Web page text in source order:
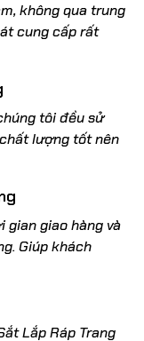
không qua trung
cung cấp rất
tôi đều sử
lượng tốt nên
gian giao hàng và
Giúp khách
Lắp Ráp Trang